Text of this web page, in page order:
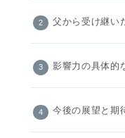
父から受け継い
影響力の具体的
今後の展望と期